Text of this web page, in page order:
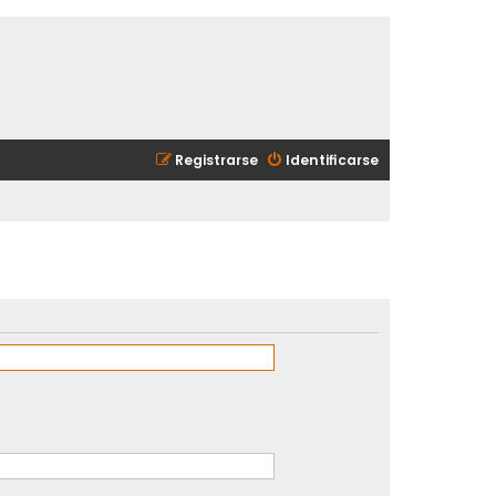
Identificarse
Registrarse